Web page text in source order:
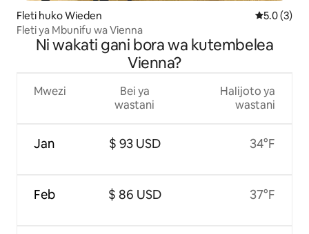
Fleti huko Wieden Ukadiriaji
5.0 (3)
Fleti ya Mbunifu wa Vienna
Ni wakati gani bora wa kutembelea
Vienna?
Mwezi
Jan
Feb
Bei ya
wastani
$ 93 USD
$ 86 USD
Halijoto ya
wastani
34°F
37°F